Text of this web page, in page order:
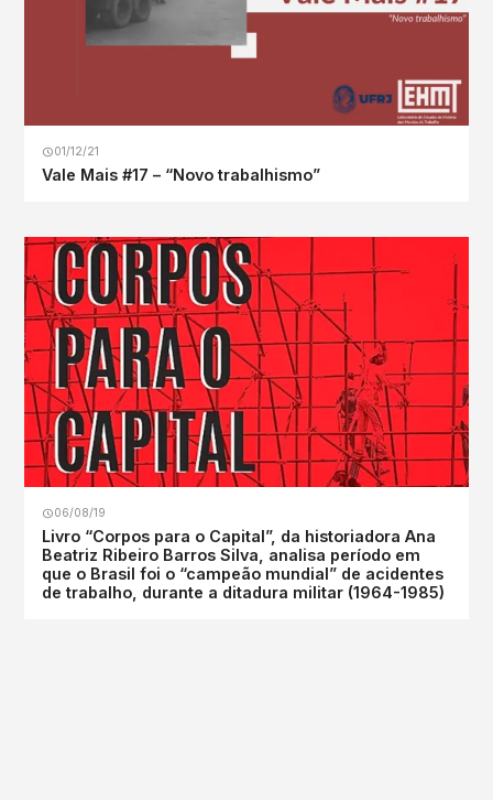
01/12/21
Vale Mais #17 – “Novo trabalhismo”
06/08/19
Livro “Corpos para o Capital”, da historiadora Ana
Beatriz Ribeiro Barros Silva, analisa período em
que o Brasil foi o “campeão mundial” de acidentes
de trabalho, durante a ditadura militar (1964-1985)